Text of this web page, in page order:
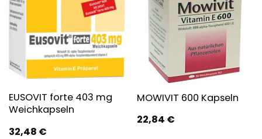
EUSOVIT forte 403 mg
Weichkapseln
32,48 €
MOWIVIT 600 Kapseln
22,84 €